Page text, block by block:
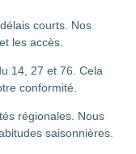
courts. Nos
les accès.
14, 27 et 76. Cela
conformité.
régionales. Nous
saisonnières.